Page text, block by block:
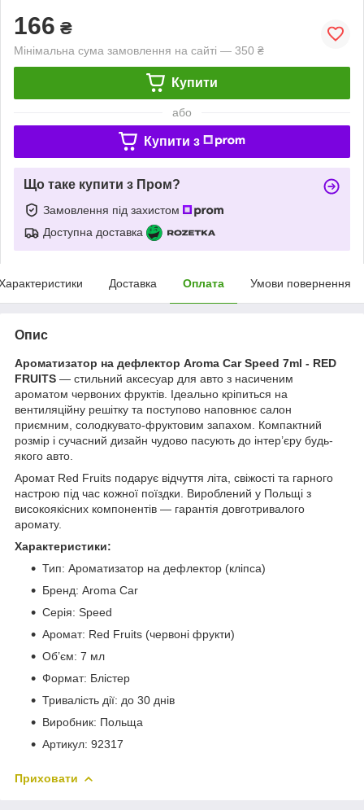
166 ₴
Мінімальна сума замовлення на сайті — 350 ₴
Купити
або
Купити з
Що таке купити з Пром?
Замовлення під захистом
Доступна доставка
Доставка Оплата Умови повернення
Опис
Ароматизатор на дефлектор Aroma Car Speed 7ml - RED
FRUITS — стильний аксесуар для авто з насиченим
ароматом червоних фруктів. Ідеально кріпиться на
вентиляційну решітку та поступово наповнює салон
приємним, солодкувато-фруктовим запахом. Компактний
розмір і сучасний дизайн чудово пасують до інтер’єру будь-
якого авто.
Аромат Red Fruits подарує відчуття літа, свіжості та гарного
настрою під час кожної поїздки. Вироблений у Польщі з
високоякісних компонентів — гарантія довготривалого
аромату.
Характеристики:
Тип: Ароматизатор на дефлектор (кліпса)
Бренд: Aroma Car
Серія: Speed
Аромат: Red Fruits (червоні фрукти)
Об’єм: 7 мл
Формат: Блістер
Тривалість дії: до 30 днів
Виробник: Польща
Артикул: 92317
Приховати